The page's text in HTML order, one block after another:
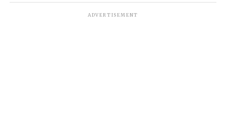
ADVERTISEMENT